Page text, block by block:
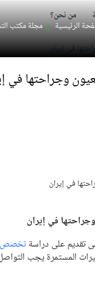
من نحن؟
الرئيسية مجلة مكتب
في إيران
في إيران
تقديم على دراسةتخصص
المستمرة يجب